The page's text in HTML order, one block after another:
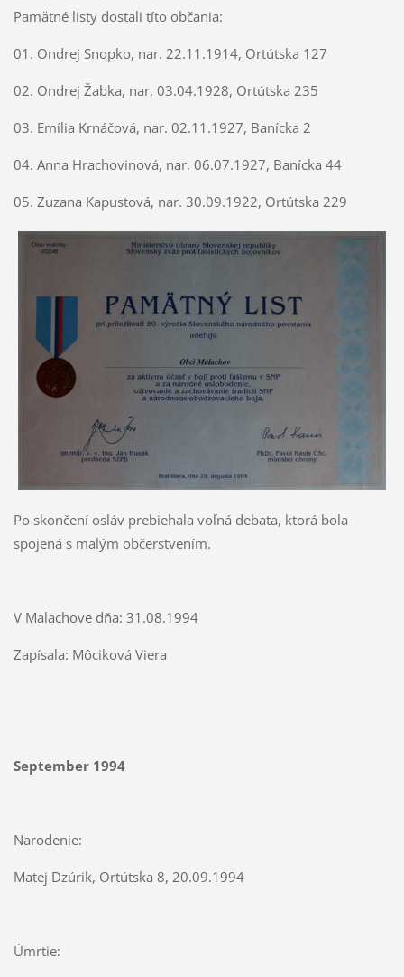
Pamätné listy dostali títo občania:
01. Ondrej Snopko, nar. 22.11.1914, Ortútska 127
02. Ondrej Žabka, nar. 03.04.1928, Ortútska 235
03. Emília Krnáčová, nar. 02.11.1927, Banícka 2
04. Anna Hrachovinová, nar. 06.07.1927, Banícka 44
05. Zuzana Kapustová, nar. 30.09.1922, Ortútska 229
Po skončení osláv prebiehala voľná debata, ktorá bola
spojená s malým občerstvením.
V Malachove dňa: 31.08.1994
Zapísala: Môciková Viera
September 1994
Narodenie:
Matej Dzúrik, Ortútska 8, 20.09.1994
Úmrtie: